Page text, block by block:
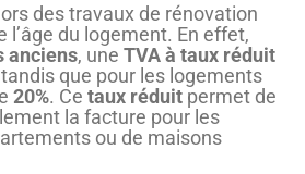
des travaux de rénovation
l’âge du logement. En effet,
anciens, une TVA à taux réduit
tandis que pour les logements
20%. Ce taux réduit permet de
la facture pour les
ou de maisons